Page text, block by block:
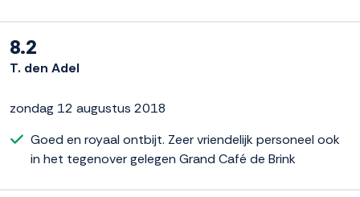
8.2
T. den Adel
zondag 12 augustus 2018
Goed en royaal ontbijt. Zeer vriendelijk personeel ook
in het tegenover gelegen Grand Café de Brink